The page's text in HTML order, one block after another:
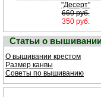
"Десерт"
660 руб.
350 руб.
Статьи о
О вышивании крестом
Размер канвы
Советы по вышиванию